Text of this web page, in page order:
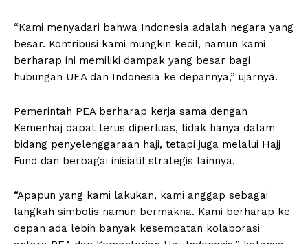
“Kami menyadari bahwa Indonesia adalah negara yang
besar. Kontribusi kami mungkin kecil, namun kami
berharap ini memiliki dampak yang besar bagi
hubungan UEA dan Indonesia ke depannya,” ujarnya.
Pemerintah PEA berharap kerja sama dengan
Kemenhaj dapat terus diperluas, tidak hanya dalam
bidang penyelenggaraan haji, tetapi juga melalui Hajj
Fund dan berbagai inisiatif strategis lainnya.
“Apapun yang kami lakukan, kami anggap sebagai
langkah simbolis namun bermakna. Kami berharap ke
depan ada lebih banyak kesempatan kolaborasi